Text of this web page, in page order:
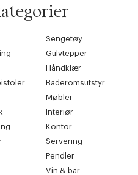
Sengetøy
Gulvtepper
Håndklær
Baderomsutstyr
Møbler
Interiør
Kontor
Servering
Pendler
Vin & bar